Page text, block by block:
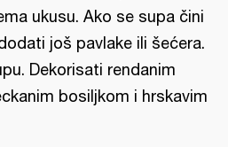
ukusu. Ako se supa čini
još pavlake ili šećera.
Dekorisati rendanim
bosiljkom i hrskavim